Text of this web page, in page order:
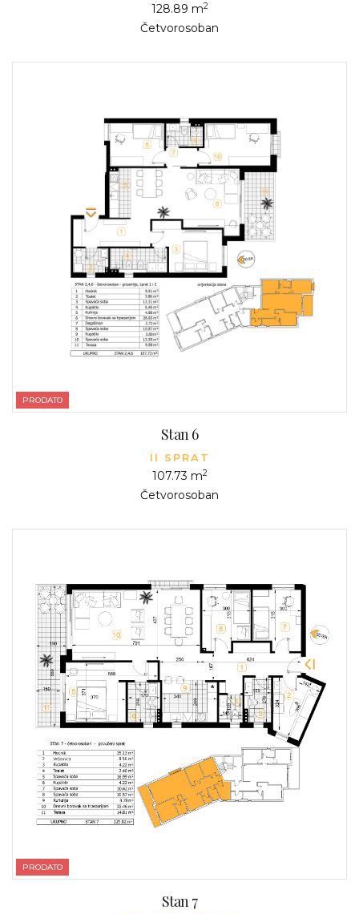
128.89 m2
Četvorosoban
PRODATO
Stan 6
II SPRAT
107.73 m2
Četvorosoban
PRODATO
Stan 7